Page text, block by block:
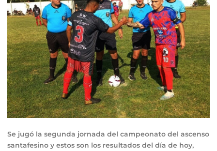
Se jugó la segunda jornada del campeonato del ascenso
santafesino y estos son los resultados del día de hoy,